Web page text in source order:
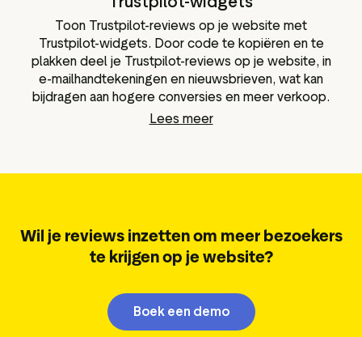
Toon Trustpilot-reviews op je website met
Trustpilot-widgets. Door code te kopiëren en te
plakken deel je Trustpilot-reviews op je website, in
e-mailhandtekeningen en nieuwsbrieven, wat kan
bijdragen aan hogere conversies en meer verkoop.
Lees meer
Wil je reviews inzetten om meer bezoekers
te krijgen op je website?
Boek een demo